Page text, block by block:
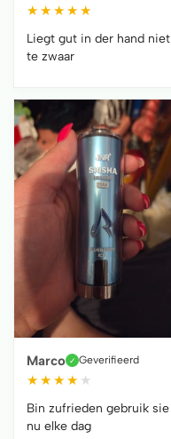
★ ★ ★ ★ ★
Liegt gut in der hand niet
te zwaar
Marco ✓ Geverifieerd
★ ★ ★ ★ ★
Bin zufrieden gebruik sie
nu elke dag